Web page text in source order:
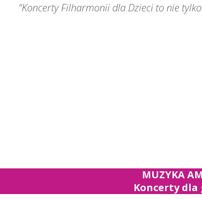
“Koncerty Filharmonii dla Dzieci to nie
MUZYKA
Koncerty dla